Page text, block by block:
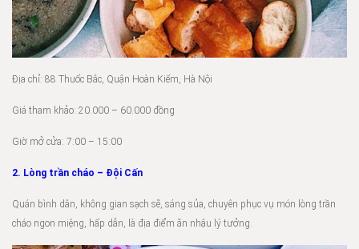
Địa chỉ: 88 Thuốc Bắc, Quận Hoàn Kiếm, Hà Nội
Giá tham khảo: 20.000 – 60.000 đồng
Giờ mở cửa: 7:00 – 15:00
2. Lòng trần cháo – Đội Cấn
Quán bình dân, không gian sạch sẽ, sáng sủa, chuyên phục vụ món lòng trần
cháo ngon miệng, hấp dẫn, là địa điểm ăn nhậu lý tưởng.